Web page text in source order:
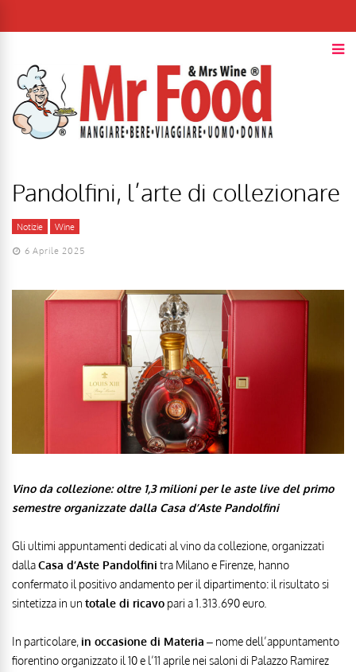
Pandolfini, l’arte di collezionare
Notizie Wine
6 Aprile 2025
Vino da collezione: oltre 1,3 milioni per le aste live del primo
semestre organizzate dalla Casa d’Aste Pandolfini
Gli ultimi appuntamenti dedicati al vino da collezione, organizzati
dallaCasa d’Aste Pandolfini tra Milano e Firenze, hanno
confermato il positivo andamento per il dipartimento: il risultato si
sintetizza in un totale di ricavo pari a 1.313.690 euro.
In particolare, in occasione di Materia – nome dell’appuntamento
fiorentino organizzato il 10 e l’11 aprile nei saloni di Palazzo Ramirez